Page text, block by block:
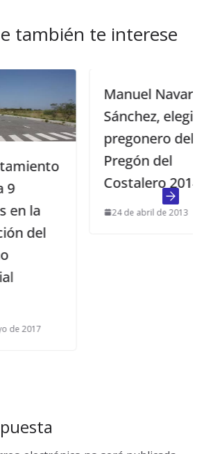
también te interese
Manuel Navarro
Sánchez, elegido
pregonero del
Pregón del
Costalero 2014
24 de abril de 2013